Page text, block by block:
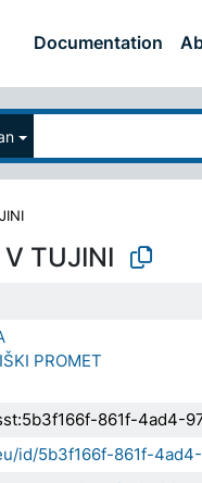
Documentation
TUJINI
PROMET
861f-4ad4-
id/5b3f166f-861f-